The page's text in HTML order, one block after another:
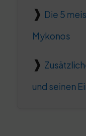
Die 5
Mykonos
und seinen